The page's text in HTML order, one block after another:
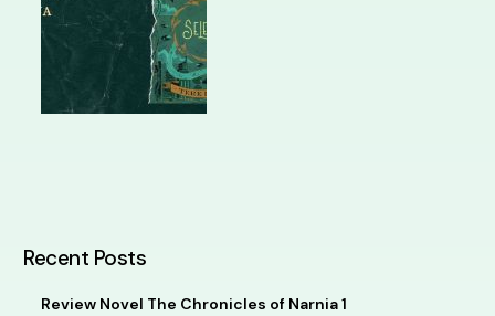
Recent Posts
Review Novel The Chronicles of Narnia 1